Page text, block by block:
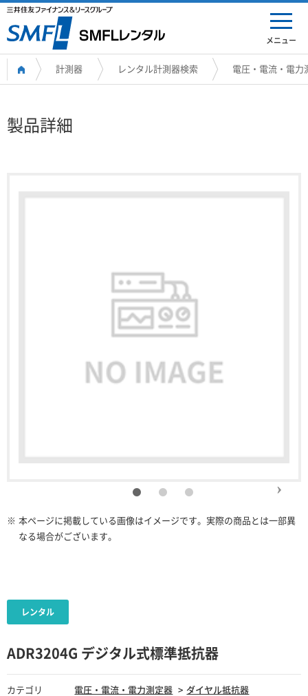
メニュー
計測器 レンタル計測器検索 電圧・電流・電力
製品詳細
※ 本ページに掲載している画像はイメージです。実際の商品とは一部異
なる場合がございます。
ADR3204G デジタル式標準抵抗器
カテゴリ 電圧・電流・電力測定器 ダイヤル抵抗器